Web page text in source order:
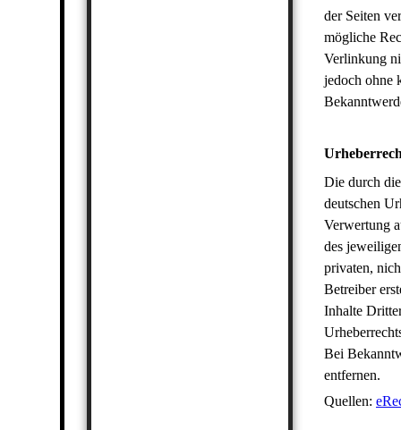
der Seiten
mögliche
Verlinkung
jedoch ohne
Die durch
deutschen
Verwertung
des
privaten,
Betreiber
Inhalte
Bei
entfernen.
Quellen: